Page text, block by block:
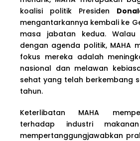
koalisi politik Presiden
mengantarkannya kembali ke
masa jabatan kedua. Walau
dengan agenda politik, MAHA
fokus mereka adalah
nasional dan melawan
sehat yang telah berkembang
tahun.
Keterlibatan MAHA
terhadap industri
mempertanggungjawabkan